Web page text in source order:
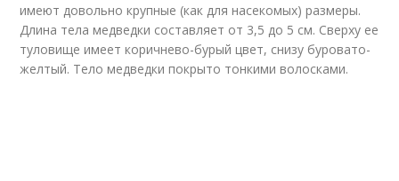
имеют довольно крупные (как для насекомых) размеры.
Длина тела медведки составляет от 3,5 до 5 см. Сверху ее
туловище имеет коричнево-бурый цвет, снизу буровато-
желтый. Тело медведки покрыто тонкими волосками.